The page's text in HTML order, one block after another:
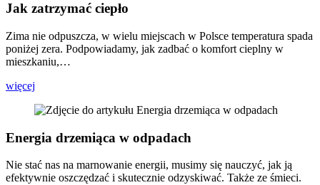
Jak zatrzymać ciepło
Zima nie odpuszcza, w wielu miejscach w Polsce temperatura spada
poniżej zera. Podpowiadamy, jak zadbać o komfort cieplny w
mieszkaniu,…
więcej
Energia drzemiąca w odpadach
Nie stać nas na marnowanie energii, musimy się nauczyć, jak ją
efektywnie oszczędzać i skutecznie odzyskiwać. Także ze śmieci.